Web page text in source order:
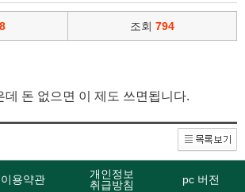
조회 794
데 돈 없으면 이 제도 쓰면됩니다.
이용약관
개인정보
취급방침
pc 버전